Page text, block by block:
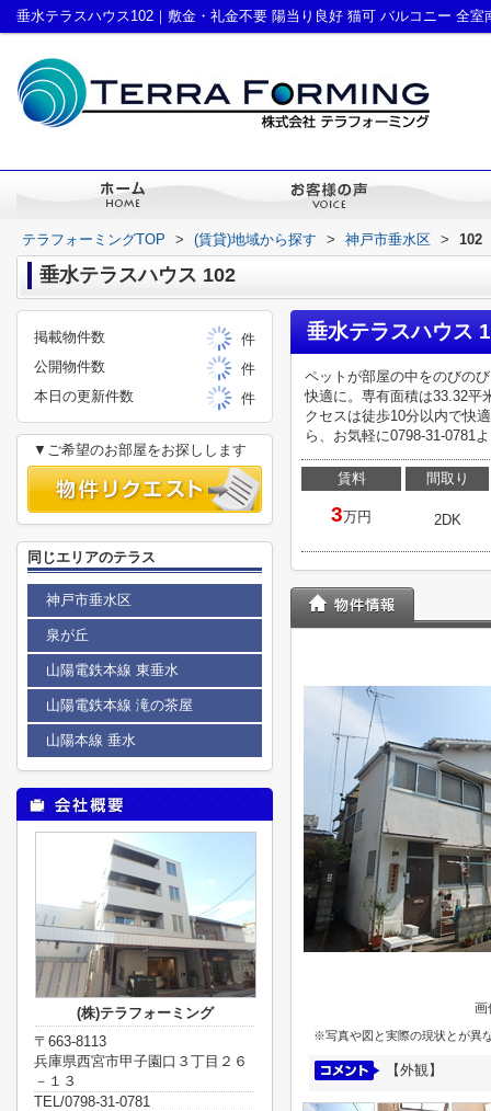
テラフォーミングTOP > (賃貸)地域から探す > 神戸市垂水区 > 102
垂水テラスハウス 102
垂水テラスハウス
ペットが部屋の中をのびの
快適に。専有面積は33.32平
クセスは徒歩10分以内で快
ら、お気軽に0798-31-0781
賃料
3万円
間取り
2DK
画
※写真や図と実際の現状とが異
【外観】
掲載物件数
件
公開物件数
件
本日の更新件数
件
▼ご希望のお部屋をお探しします
同じエリアのテラス
神戸市垂水区
泉が丘
山陽電鉄本線 東垂水
山陽電鉄本線 滝の茶屋
山陽本線 垂水
(株)テラフォーミング
〒663-8113
兵庫県西宮市甲子園口３丁目２６
－１３
TEL/0798-31-0781